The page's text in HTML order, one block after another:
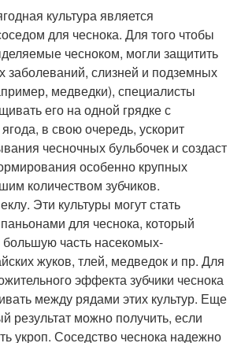
культура является
для чеснока. Для того чтобы
чесноком, могли защитить
заболеваний, слизней и подземных
медведки), специалисты
его на одной грядке с
в свою очередь, ускорит
чесночных бульбочек и создаст
особенно крупных
количеством зубчиков.
Эти культуры могут стать
для чеснока, который
большую часть насекомых-
жуков, тлей, медведок и пр. Для
эффекта зубчики чеснока
между рядами этих культур. Еще
результат можно получить, если
укроп. Соседство чеснока надежно